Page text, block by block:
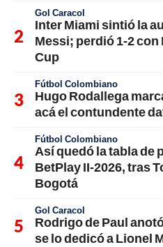
Gol Caracol
Inter Miami sintió la
Messi; perdió 1-2
Cup
Fútbol Colombiano
Hugo Rodallega
acá el contundente
Fútbol Colombiano
Así quedó la tabla de
BetPlay II-2026, tras
Bogotá
Gol Caracol
Rodrigo de Paul
se lo dedicó a Lionel